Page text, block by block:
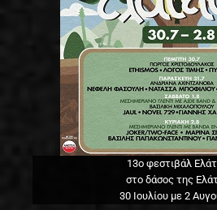
13o φεστιβάλ
στο δάσος της
30 Ιουλίου με 2